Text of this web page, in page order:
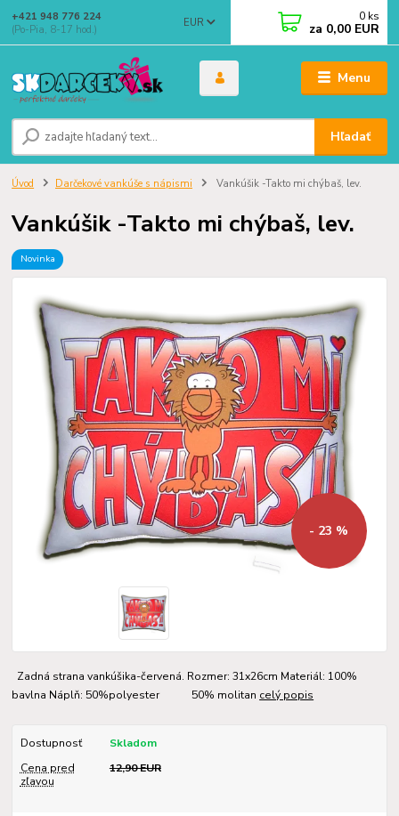
Menu
EUR
Hľadať
+421 948 776 224
(Po-Pia, 8-17 hod.)
0 ks
za 0,00 EUR
Úvod Darčekové vankúše s nápismi Vankúšik -Takto mi chýbaš, lev.
Vankúšik -Takto mi chýbaš, lev.
Novinka
- 23 %
Zadná strana vankúšika-červená. Rozmer: 31x26cm Materiál: 100%
bavlna Náplň: 50%polyester 50% molitan celý popis
Dostupnosť
Skladom
Cena pred
zľavou
12,90 EUR